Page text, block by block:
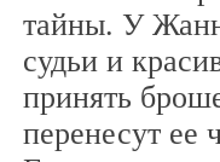
тайны. У
судьи и
принять
перенесут ее